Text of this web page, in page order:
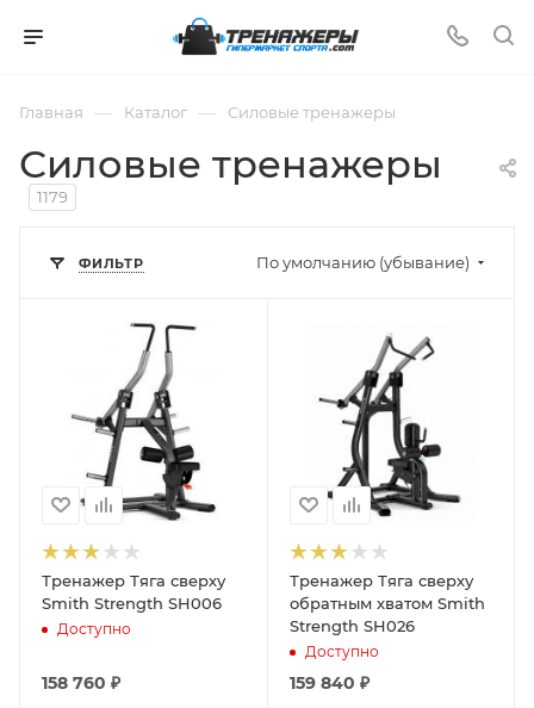
Главная — Каталог — Силовые тренажеры
Силовые тренажеры
1179
ФИЛЬТР По умолчанию (убывание)
Тренажер Тяга сверху
Smith Strength SH006
Доступно
158 760 ₽
Тренажер Тяга сверху
обратным хватом Smith
Strength SH026
Доступно
159 840 ₽